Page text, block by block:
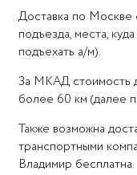
Доставка по Москве
подъезда, места,
подъехать а/м).
За МКАД стоимость
более 60 км (далее
Также возможна
транспортными
Владимир бесплатна.